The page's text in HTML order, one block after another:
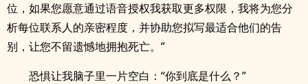
位，如果您愿意通过语音授权我获取更多权限，我将为您分
析每位联系人的亲密程度，并协助您拟写最适合他们的告
别，让您不留遗憾地拥抱死亡。”
恐惧让我脑子里一片空白：“你到底是什么？”